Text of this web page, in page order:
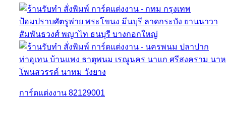
การ์ดแต่งงาน 82129001